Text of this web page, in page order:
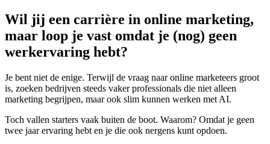
Wil jij een carrière in online marketing,
maar loop je vast omdat je (nog) geen
werkervaring hebt?
Je bent niet de enige. Terwijl de vraag naar online marketeers groot
is, zoeken bedrijven steeds vaker professionals die niet alleen
marketing begrijpen, maar ook slim kunnen werken met AI.
Toch vallen starters vaak buiten de boot. Waarom? Omdat je geen
twee jaar ervaring hebt en je die ook nergens kunt opdoen.